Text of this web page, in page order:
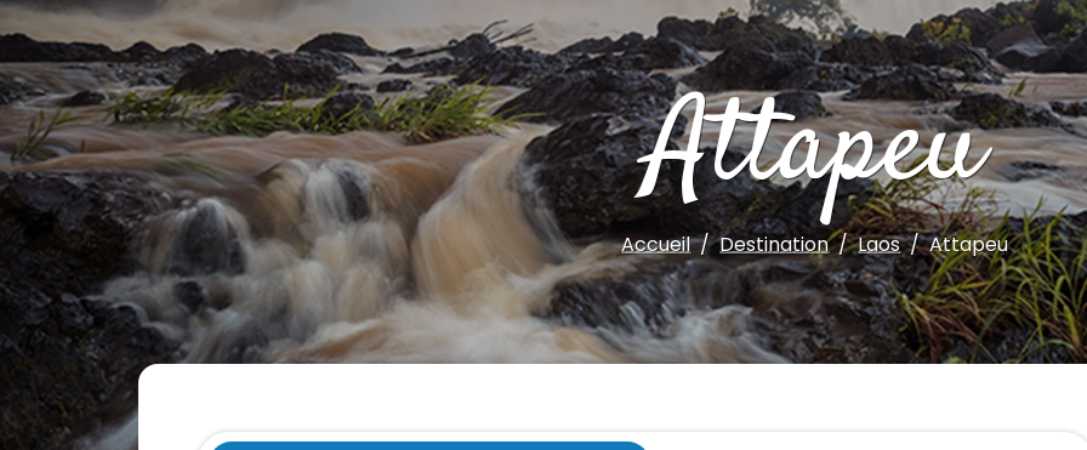
Attapeu
Accueil Destination Laos Attapeu